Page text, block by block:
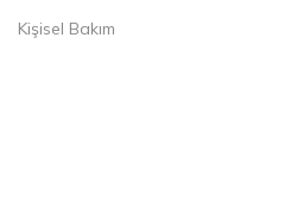
Kişisel Bakım